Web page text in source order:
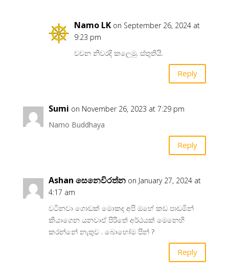
Namo LK on September 26, 2024 at
9:23 pm
වච​න නිවරදි කලෙමු. ස්තුතියි.
Reply
Sumi on November 26, 2023 at 7:29 pm
Namo Buddhaya
Reply
Ashan සෙනෙවිරත්න on January 27, 2024 at
4:17 am
වටිනවා ගොඩක් මොකද අපි ඔහේ කඩ පාඩමින්
කියාගෙන යනවාඒ පිරිතේ අර්ථයක් මෙනෙහි
කරන්නේ නැතුව . බොහෝම පින් ?
Reply